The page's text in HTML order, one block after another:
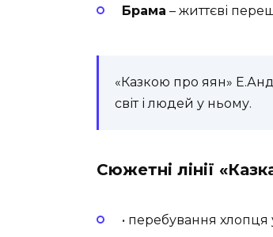
Брама – життєві
«Казкою про яян»
світ і людей у ньому.
Сюжетні лінії
• перебування хлопця